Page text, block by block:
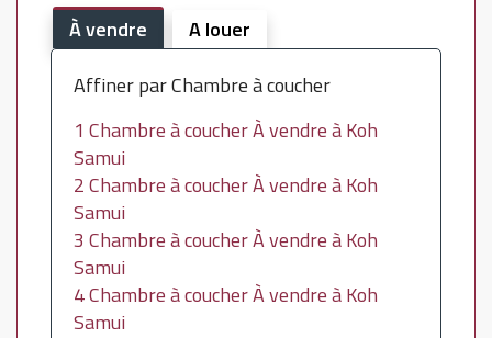
À vendre
A louer
Affiner par Chambre à coucher
1 Chambre à coucher À vendre à Koh
Samui
2 Chambre à coucher À vendre à Koh
Samui
3 Chambre à coucher À vendre à Koh
Samui
4 Chambre à coucher À vendre à Koh
Samui